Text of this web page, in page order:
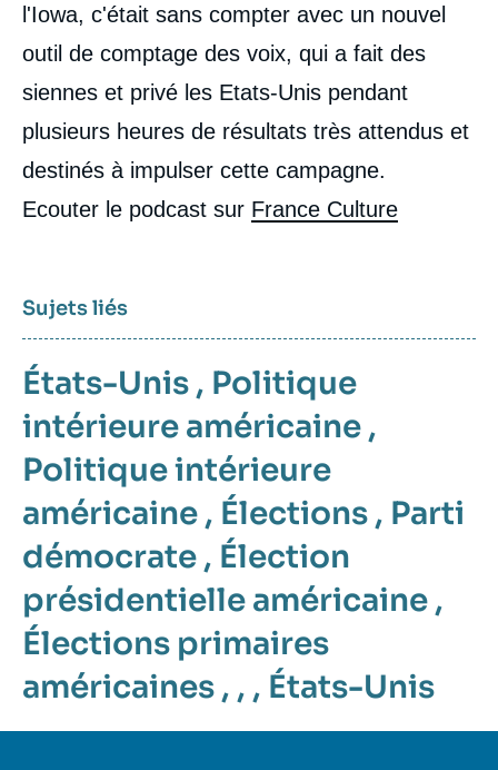
l'Iowa, c'était sans compter avec un nouvel
outil de comptage des voix, qui a fait des
siennes et privé les Etats-Unis pendant
plusieurs heures de résultats très attendus et
destinés à impulser cette campagne.
Ecouter le podcast sur France Culture
Sujets liés
États-Unis , Politique
intérieure américaine ,
Politique intérieure
américaine , Élections , Parti
démocrate , Élection
présidentielle américaine ,
Élections primaires
américaines , , , États-Unis